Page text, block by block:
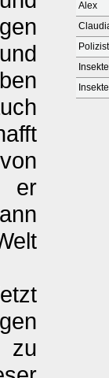
er
zu
Alex
Polizist